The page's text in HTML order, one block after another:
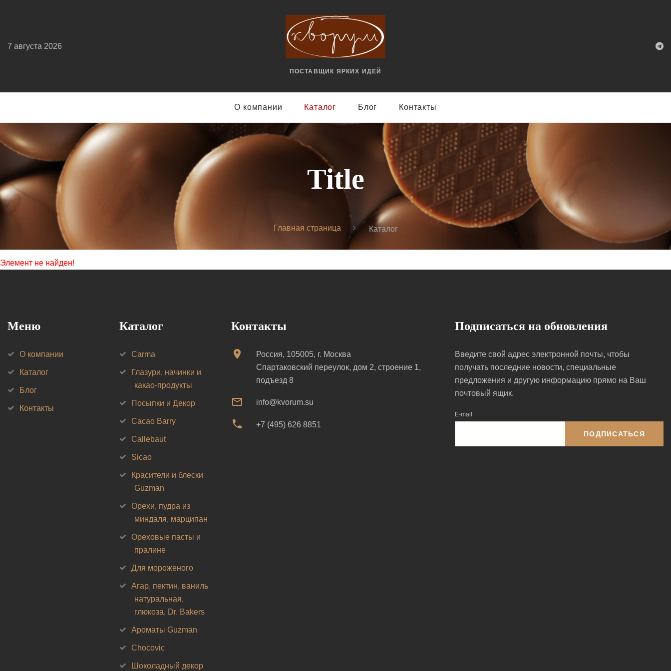
ПОСТАВЩИК ЯРКИX ИДЕЙ
7 августа 2026
О компании Каталог Блог Контакты
Title
Главная страница Каталог
Элемент не найден!
Меню
О компании
Каталог
Блог
Контакты
Каталог
Carma
Глазури, начинки и
какао-продукты
Посыпки и Декор
Cacao Barry
Callebaut
Sicao
Красители и блески
Guzman
Орехи, пудра из
миндаля, марципан
Ореховые пасты и
пралине
Для мороженого
Агар, пектин, ваниль
натуральная,
глюкоза, Dr. Bakers
Ароматы Guzman
Chocovic
Шоколадный декор
Контакты
Россия, 105005, г. Москва
Спартаковский переулок, дом 2, строение 1,
подъезд 8
info@kvorum.su
+7 (495) 626 8851
Подписаться на обновления
Введите свой адрес электронной почты, чтобы
получать последние новости, специальные
предложения и другую информацию прямо на Ваш
почтовый ящик.
E-mail
ПОДПИСАТЬСЯ